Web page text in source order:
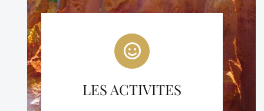
LES ACTIVITES